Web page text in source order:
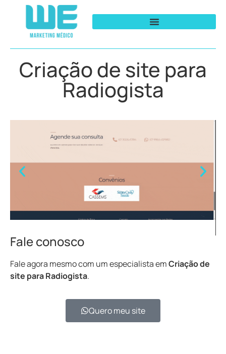
Criação de site para
Radiogista
Fale conosco
Fale agora mesmo com um especialista emCriação de
site para Radiogista.
Quero meu site